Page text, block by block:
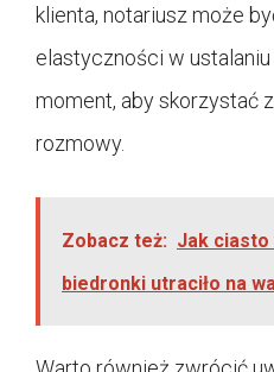
klienta, notariusz może
elastyczności w ustalaniu
moment, aby skorzystać
rozmowy.
Zobacz też: Jak
biedronki utraciło na